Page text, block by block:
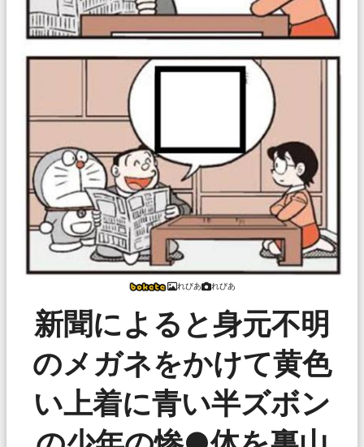
れびあ れびあ
新聞によると身元不明
のメガネをかけて黄色
い上着に青い半ズボン